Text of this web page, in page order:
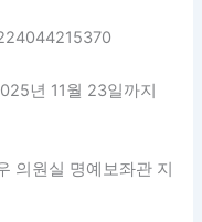
년 11월 23일까지
의원실 명예보좌관 지